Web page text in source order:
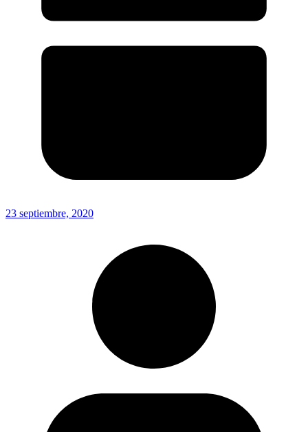
23 septiembre, 2020